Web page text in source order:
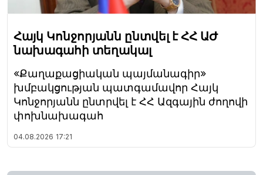
Հայկ Կոնջորյանն ընտվել է ՀՀ ԱԺ
նախագահի տեղակալ
«Քաղաքացիական պայմանագիր»
խմբակցության պատգամավոր Հայկ
Կոնջորյանն ընտրվել է ՀՀ Ազգային ժողովի
փոխնախագահ
04.08.2026 17:21